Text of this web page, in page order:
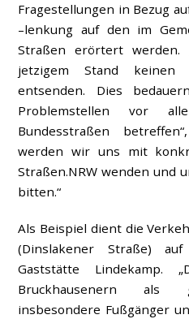
Fragestellungen in Bezug
–lenkung auf den im
Straßen erörtert werden.
jetzigem Stand keinen
entsenden. Dies
Problemstellen vor
Bundesstraßen
werden wir uns mit
Straßen.NRW wenden und
bitten.“
Als Beispiel dient die
(Dinslakener Straße)
Gaststätte Lindekamp.
Bruckhausenern als
insbesondere Fußgänger